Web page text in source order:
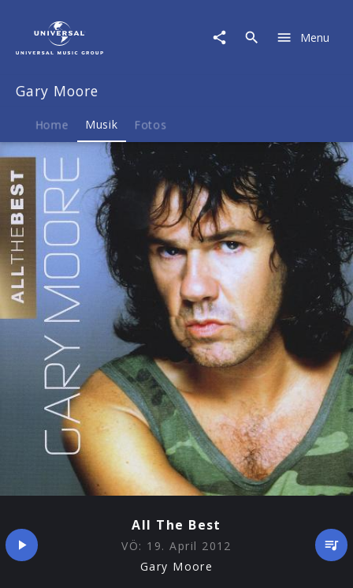
Musik
Menu
Gary Moore
Home Musik Fotos
All The Best
VÖ: 19. April 2012
Gary Moore